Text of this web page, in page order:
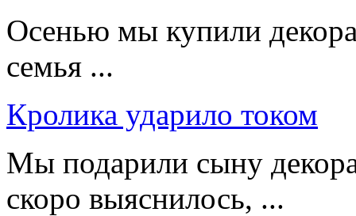
Осенью мы купили
семья ...
Кролика ударило током
Мы подарили сыну
скоро выяснилось, ...